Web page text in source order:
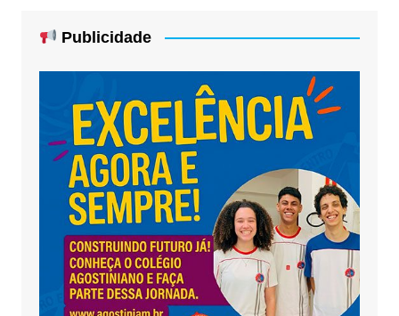
Publicidade